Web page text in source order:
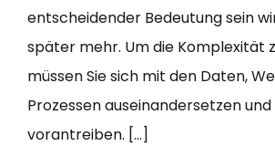
entscheidender Bedeutung sein
später mehr. Um die Komplexität
müssen Sie sich mit den Daten,
Prozessen auseinandersetzen
vorantreiben. […]